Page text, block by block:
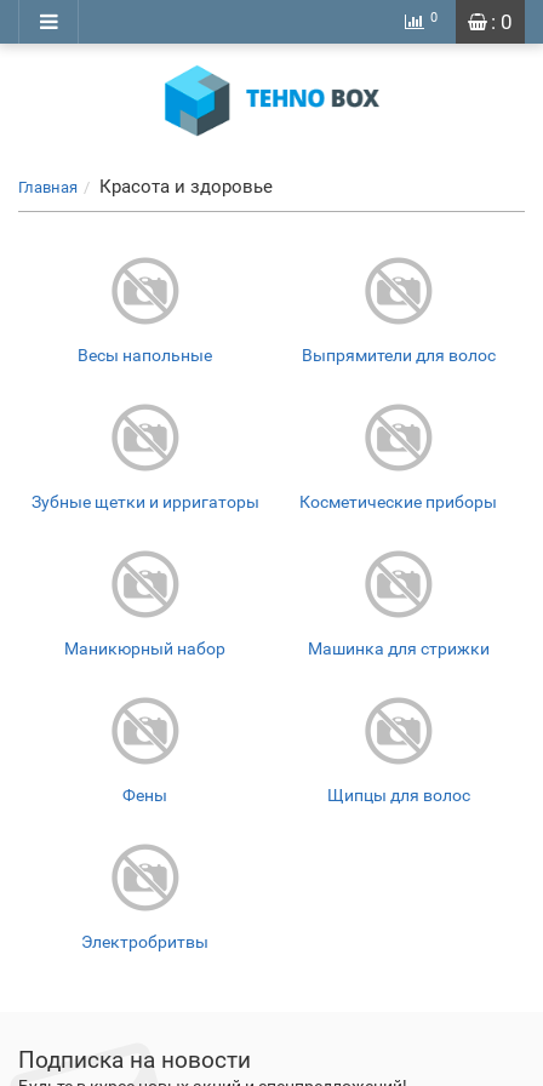
: 0
0
Главная Красота и здоровье
Весы напольные Выпрямители для волос
Зубные щетки и ирригаторы Косметические приборы
Маникюрный набор Машинка для стрижки
Фены Щипцы для волос
Электробритвы
Подписка на новости